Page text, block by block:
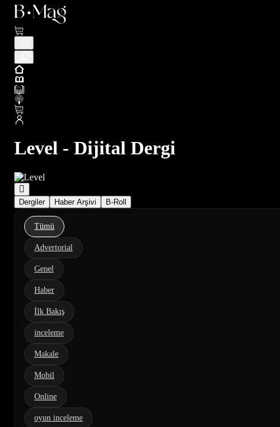
Level - Dijital Dergi
Dergiler Haber Arşivi B-Roll
Tümü
Advertorial
Genel
Haber
İlk Bakış
inceleme
Makale
Mobil
Online
oyun inceleme